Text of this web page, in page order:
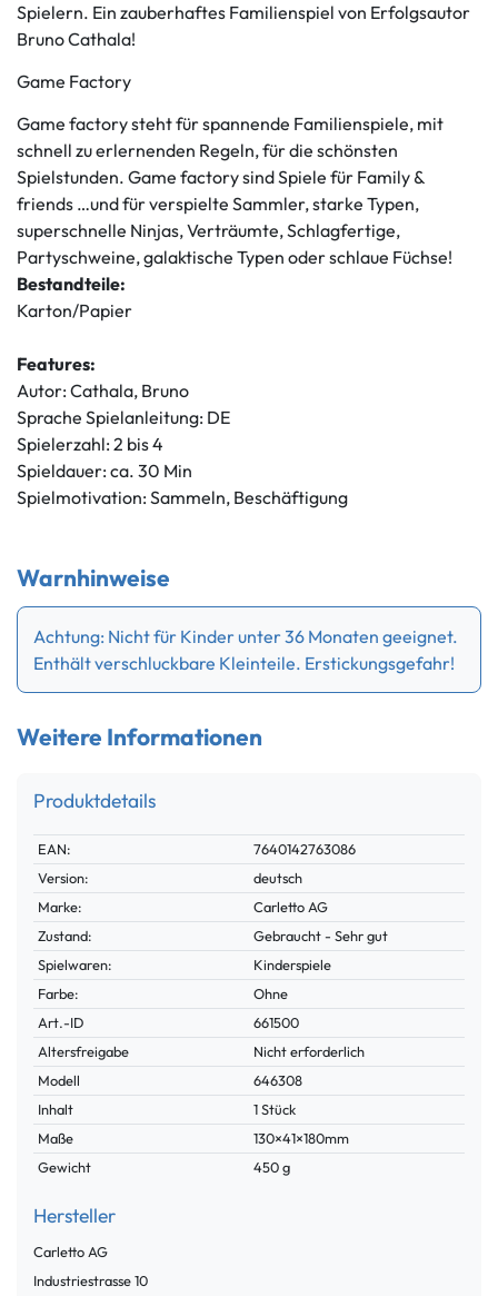
Spielern. Ein zauberhaftes Familienspiel von Erfolgsautor
Bruno Cathala!
Game Factory
Game factory steht für spannende Familienspiele, mit
schnell zu erlernenden Regeln, für die schönsten
Spielstunden. Game factory sind Spiele für Family &
friends …und für verspielte Sammler, starke Typen,
superschnelle Ninjas, Verträumte, Schlagfertige,
Partyschweine, galaktische Typen oder schlaue Füchse!
Bestandteile:
Karton/Papier
Features:
Autor: Cathala, Bruno
Sprache Spielanleitung: DE
Spielerzahl: 2 bis 4
Spieldauer: ca. 30 Min
Spielmotivation: Sammeln, Beschäftigung
Warnhinweise
Achtung: Nicht für Kinder unter 36 Monaten geeignet.
Enthält verschluckbare Kleinteile. Erstickungsgefahr!
Weitere Informationen
Produktdetails
Technisches
Merkmal
Wert
EAN:
7640142763086
Version:
deutsch
Marke:
Carletto AG
Zustand:
Gebraucht - Sehr gut
Spielwaren:
Kinderspiele
Farbe:
Ohne
Technisches
Merkmal
Wert
Art.-ID
661500
Altersfreigabe
Nicht erforderlich
Modell
646308
Inhalt
1 Stück
Maße
130×41×180mm
Gewicht
450 g
Hersteller
Carletto AG
Industriestrasse10